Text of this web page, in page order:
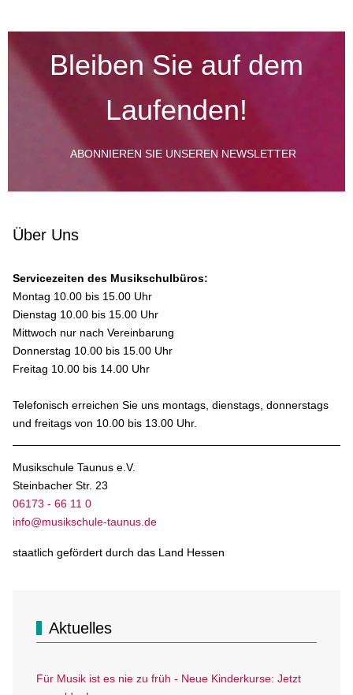
Bleiben Sie auf dem
Laufenden!
ABONNIEREN SIE UNSEREN NEWSLETTER
Über Uns
Servicezeiten des Musikschulbüros:
Montag 10.00 bis 15.00 Uhr
Dienstag 10.00 bis 15.00 Uhr
Mittwoch nur nach Vereinbarung
Donnerstag 10.00 bis 15.00 Uhr
Freitag 10.00 bis 14.00 Uhr
Telefonisch erreichen Sie uns montags, dienstags, donnerstags
und freitags von 10.00 bis 13.00 Uhr.
Musikschule Taunus e.V.
Steinbacher Str. 23
06173 - 66 11 0
info@musikschule-taunus.de
staatlich gefördert durch das Land Hessen
Aktuelles
Für Musik ist es nie zu früh - Neue Kinderkurse: Jetzt